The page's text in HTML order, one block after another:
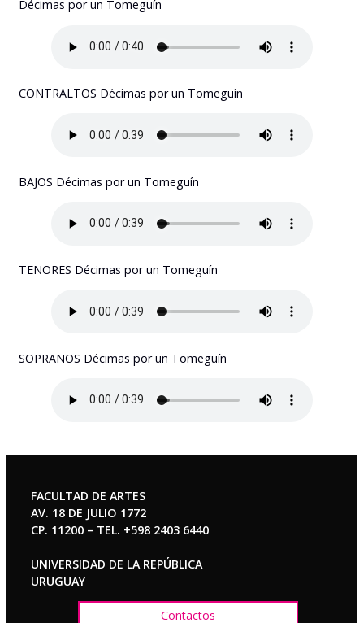
Décimas por un Tomeguín
CONTRALTOS Décimas por un Tomeguín
BAJOS Décimas por un Tomeguín
TENORES Décimas por un Tomeguín
SOPRANOS Décimas por un Tomeguín
FACULTAD DE ARTES
AV. 18 DE JULIO 1772
CP. 11200 – TEL. +598 2403 6440
UNIVERSIDAD DE LA REPÚBLICA
URUGUAY
Contactos